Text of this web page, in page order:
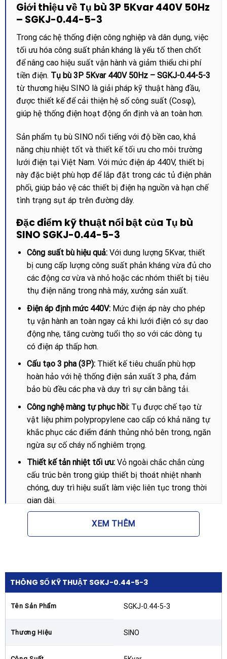
Giới thiệu về Tụ bù 3P 5Kvar 440V 50Hz
– SGKJ-0.44-5-3
Trong các hệ thống điện công nghiệp và dân dụng, việc
tối ưu hóa công suất phản kháng là yếu tố then chốt
để nâng cao hiệu suất vận hành và giảm thiểu chi phí
tiền điện. Tụ bù 3P 5Kvar 440V 50Hz – SGKJ-0.44-5-3
từ thương hiệu SINO là giải pháp kỹ thuật hàng đầu,
được thiết kế để cải thiện hệ số công suất (Cosφ),
giúp hệ thống điện hoạt động ổn định và an toàn hơn.
Sản phẩm tụ bù SINO nổi tiếng với độ bền cao, khả
năng chịu nhiệt tốt và thiết kế tối ưu cho môi trường
lưới điện tại Việt Nam. Với mức điện áp 440V, thiết bị
này đặc biệt phù hợp để lắp đặt trong các tủ điện phân
phối, giúp bảo vệ các thiết bị điện hạ nguồn và hạn chế
tình trạng sụt áp trên đường dây.
Đặc điểm kỹ thuật nổi bật của Tụ bù
SINO SGKJ-0.44-5-3
Công suất bù hiệu quả:Với dung lượng 5Kvar, thiết
bị cung cấp lượng công suất phản kháng vừa đủ cho
các động cơ vừa và nhỏ hoặc các nhóm thiết bị tiêu
thụ điện năng trong nhà máy, xưởng sản xuất.
Điện áp định mức 440V:Mức điện áp này cho phép
tụ vận hành an toàn ngay cả khi lưới điện có sự dao
động nhẹ, tăng cường tuổi thọ so với các dòng tụ
có điện áp thấp hơn.
Cấu tạo 3 pha (3P):Thiết kế tiêu chuẩn phù hợp
hoàn hảo với hệ thống điện sản xuất 3 pha, đảm
bảo bù đều các pha và duy trì sự cân bằng tải.
Công nghệ màng tự phục hồi:Tụ được chế tạo từ
vật liệu phim polypropylene cao cấp có khả năng tự
khắc phục các điểm đánh thủng nhỏ bên trong, ngăn
ngừa sự cố cháy nổ nghiêm trọng.
Thiết kế tản nhiệt tối ưu:Vỏ ngoài chắc chắn cùng
cấu trúc bên trong giúp thiết bị thoát nhiệt nhanh
chóng, duy trì hiệu suất làm việc liên tục trong thời
gian dài.
Lợi ích khi lắp đặt Tụ bù 3P 5Kvar 440V
50Hz – SGKJ-0.44-5-3
Đầu tiên, thiết bị giúp doanh nghiệp tránh được khoản
tiền phạt công suất phản kháng từ ngành điện khi hệ
số Cosφ không đạt chuẩn. Việc cải thiện hệ số công
trên dây dẫn, giúp giảm tổn thất điện năng và hạ nhiệt
XEM THÊM
THÔNG SỐ KỸ THUẬT SGKJ-0.44-5-3
Tên Sản Phẩm SGKJ-0.44-5-3
Thương Hiệu SINO